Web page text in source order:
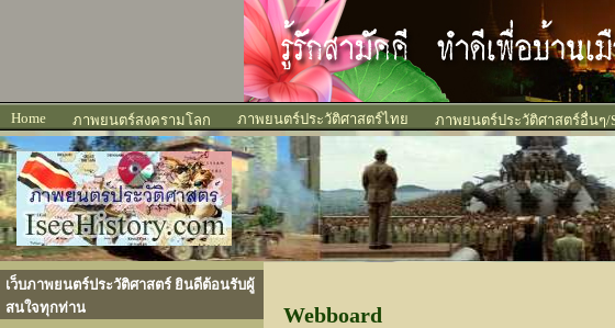
Home ภาพยนตร์สงครามโลก ภาพยนตร์ประวัติศาสตร์ไทย ภาพยนตร์ประวัติศาสตร์อื่นๆ/
เว็บภาพยนตร์ประวัติศาสตร์ ยินดีต้อนรับผู้
สนใจทุกท่าน
Webboard